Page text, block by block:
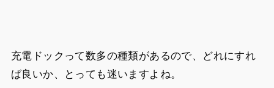
充電ドックって数多の種類があるので、どれにすれ
ば良いか、とっても迷いますよね。